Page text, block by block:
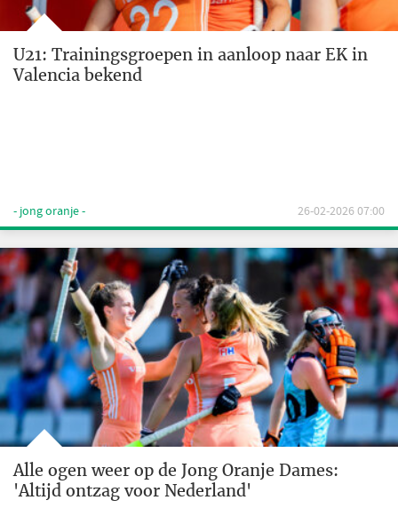
U21: Trainingsgroepen in aanloop naar EK in
Valencia bekend
- jong oranje - 26-02-2026 07:00
Alle ogen weer op de Jong Oranje Dames:
'Altijd ontzag voor Nederland'